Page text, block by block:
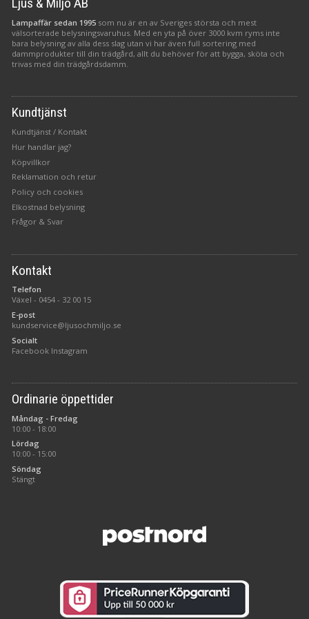
Ljus & Miljö AB
Lampaffär sedan 1995 som nu är en av Sveriges största och mest
välsorterade belysningsvaruhus. Med en yta på över 3000 kvm ryms inte
bara belysning av alla dess slag utan vi har även full sortering med
dammprodukter till din trädgård, allt du behöver för att bygga, sköta och
trivas med din trädgårdsdamm.
Kundtjänst
Kundtjänst / Kontakt
Hur handlar jag?
Köpvillkor
Reklamation och retur
Policy och cookies
Elkostnad belysning
Frågor & Svar
Kontakt
Telefon
Växel - 0454 - 32 00 15
E-post
kundservice@ljusochmiljo.se
Socialt
Facebook Instagram
Ordinarie öppettider
Måndag - Fredag
10:00 - 18:00
Lördag
10:00 - 15:00
Söndag
Stängt